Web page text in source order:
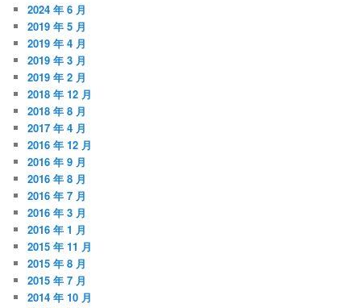
2024 年 6 月
2019 年 5 月
2019 年 4 月
2019 年 3 月
2019 年 2 月
2018 年 12 月
2018 年 8 月
2017 年 4 月
2016 年 12 月
2016 年 9 月
2016 年 8 月
2016 年 7 月
2016 年 3 月
2016 年 1 月
2015 年 11 月
2015 年 8 月
2015 年 7 月
2014 年 10 月